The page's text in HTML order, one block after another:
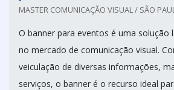
MASTER COMUNICAÇÃO VISUAL / SÃO
O banner para eventos é uma solução
no mercado de comunicação visual.
veiculação de diversas informações,
serviços, o banner é o recurso ideal